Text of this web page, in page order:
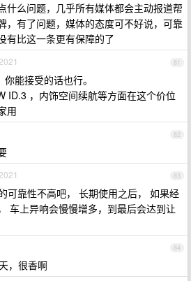
什么问题，几乎所有媒体都会主动报道帮
，有了问题，媒体的态度可不好说，可靠
有比这一条更有保障的了
81
能接受的话也行。
ID.3 ，内饰空间续航等方面在这个价位
用
82
83
可靠性不高吧， 长期使用之后， 如果经
车上异响会慢慢增多，到最后会达到让
84
，很香啊